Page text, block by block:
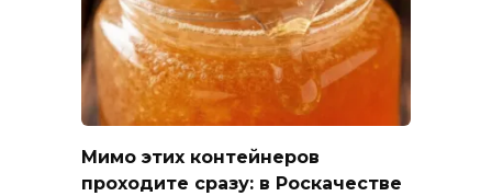
Мимо этих контейнеров
проходите сразу: в Роскачестве